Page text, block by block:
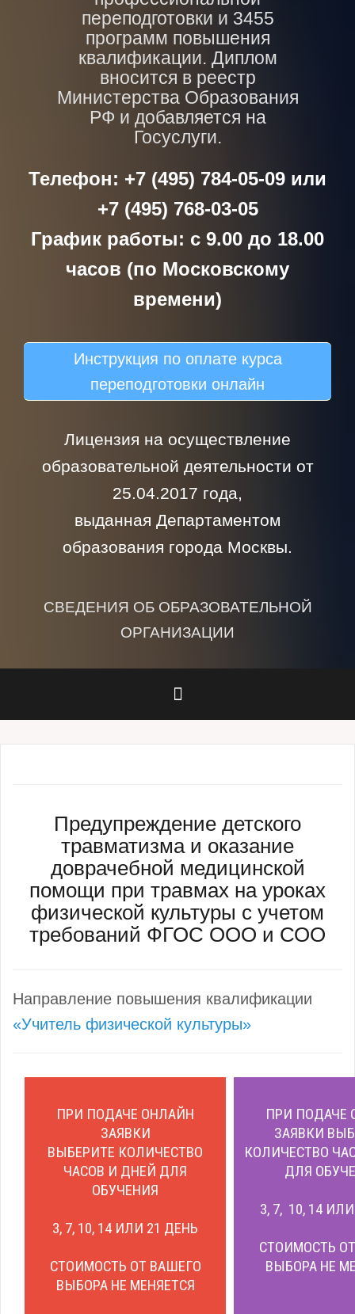
переподготовки и 3455
программ повышения
квалификации. Диплом
вносится в реестр
Министерства Образования
РФ и добавляется на
Госуслуги.
Телефон: +7 (495) 784-05-09 или
+7 (495) 768-03-05
График работы: с 9.00 до 18.00
часов (по Московскому
времени)
Инструкция по оплате курса
переподготовки онлайн
Лицензия на осуществление
образовательной деятельности от
25.04.2017 года,
выданная Департаментом
образования города Москвы.
СВЕДЕНИЯ ОБ ОБРАЗОВАТЕЛЬНОЙ
ОРГАНИЗАЦИИ
Предупреждение детского
травматизма и оказание
доврачебной медицинской
помощи при травмах на уроках
физической культуры с учетом
требований ФГОС ООО и СОО
Направление повышения квалификации
«Учитель физической культуры»
ПРИ ПОДАЧЕ ОНЛАЙН
ЗАЯВКИ
ВЫБЕРИТЕ КОЛИЧЕСТВО
ЧАСОВ И ДНЕЙ ДЛЯ
ОБУЧЕНИЯ
3, 7, 10, 14 ИЛИ 21 ДЕНЬ
СТОИМОСТЬ ОТ ВАШЕГО
ВЫБОРА НЕ МЕНЯЕТСЯ
ПРИ ПОДАЧЕ
ЗАЯВКИ
КОЛИЧЕСТВО
ДЛЯ
3, 7, 10, 14
СТОИМОСТЬ
ВЫБОРА НЕ